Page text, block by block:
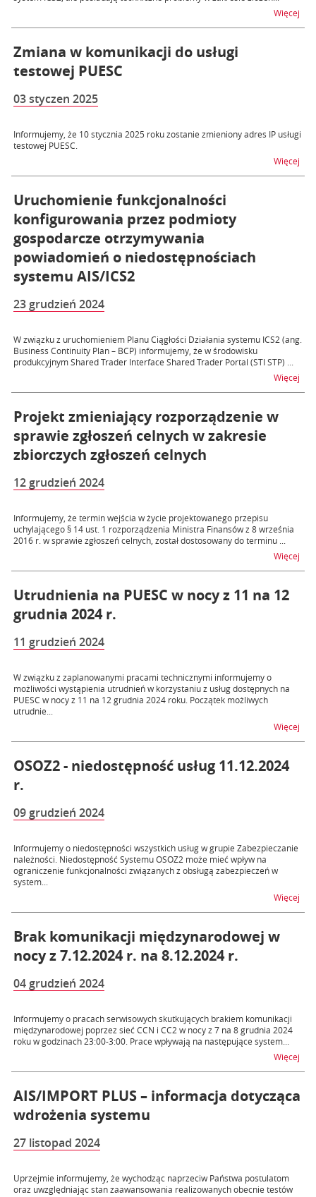
Więcej
Zmiana w komunikacji do usługi
testowej PUESC
03 styczen 2025
Informujemy, że 10 stycznia 2025 roku zostanie zmieniony adres IP usługi
testowej PUESC.
Więcej
Uruchomienie funkcjonalności
konfigurowania przez podmioty
gospodarcze otrzymywania
powiadomień o niedostępnościach
systemu AIS/ICS2
23 grudzień 2024
W związku z uruchomieniem Planu Ciągłości Działania systemu ICS2 (ang.
Business Continuity Plan – BCP) informujemy, że w środowisku
produkcyjnym Shared Trader Interface Shared Trader Portal (STI STP) ...
Więcej
Projekt zmieniający rozporządzenie w
sprawie zgłoszeń celnych w zakresie
zbiorczych zgłoszeń celnych
12 grudzień 2024
Informujemy, że termin wejścia w życie projektowanego przepisu
uchylającego § 14 ust. 1 rozporządzenia Ministra Finansów z 8 września
2016 r. w sprawie zgłoszeń celnych, został dostosowany do terminu ...
Więcej
Utrudnienia na PUESC w nocy z 11 na 12
grudnia 2024 r.
11 grudzień 2024
W związku z zaplanowanymi pracami technicznymi informujemy o
możliwości wystąpienia utrudnień w korzystaniu z usług dostępnych na
PUESC w nocy z 11 na 12 grudnia 2024 roku. Początek możliwych
utrudnie...
Więcej
OSOZ2 - niedostępność usług 11.12.2024
r.
09 grudzień 2024
Informujemy o niedostępności wszystkich usług w grupie Zabezpieczanie
należności. Niedostępność Systemu OSOZ2 może mieć wpływ na
ograniczenie funkcjonalności związanych z obsługą zabezpieczeń w
system...
Więcej
Brak komunikacji międzynarodowej w
nocy z 7.12.2024 r. na 8.12.2024 r.
04 grudzień 2024
Informujemy o pracach serwisowych skutkujących brakiem komunikacji
międzynarodowej poprzez sieć CCN i CC2 w nocy z 7 na 8 grudnia 2024
roku w godzinach 23:00-3:00. Prace wpływają na następujące system...
Więcej
AIS/IMPORT PLUS – informacja dotycząca
wdrożenia systemu
27 listopad 2024
Uprzejmie informujemy, że wychodząc naprzeciw Państwa postulatom
oraz uwzględniając stan zaawansowania realizowanych obecnie testów